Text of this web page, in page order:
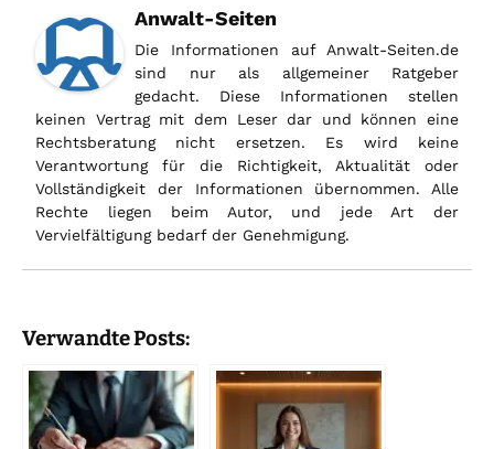
Anwalt-Seiten
Die Informationen auf Anwalt-Seiten.de
sind nur als allgemeiner Ratgeber
gedacht. Diese Informationen stellen
keinen Vertrag mit dem Leser dar und können eine
Rechtsberatung nicht ersetzen. Es wird keine
Verantwortung für die Richtigkeit, Aktualität oder
Vollständigkeit der Informationen übernommen. Alle
Rechte liegen beim Autor, und jede Art der
Vervielfältigung bedarf der Genehmigung.
Verwandte Posts: